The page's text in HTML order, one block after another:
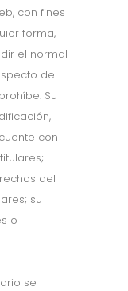
con fines
forma,
el normal
de
Su
con
del
su
o
se